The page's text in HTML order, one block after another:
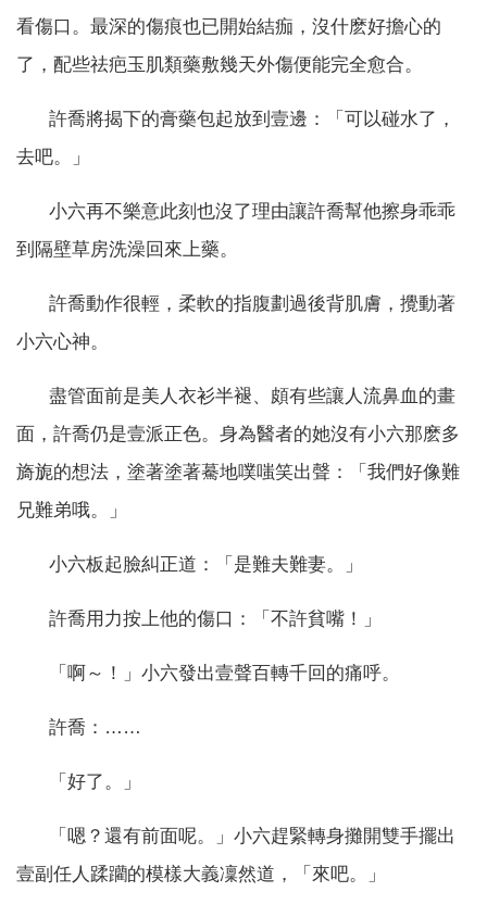
看傷口。最深的傷痕也已開始結痂，沒什麽好擔心的
了，配些祛疤玉肌類藥敷幾天外傷便能完全愈合。
許喬將揭下的膏藥包起放到壹邊：「可以碰水了，
去吧。」
小六再不樂意此刻也沒了理由讓許喬幫他擦身乖乖
到隔壁草房洗澡回來上藥。
許喬動作很輕，柔軟的指腹劃過後背肌膚，攪動著
小六心神。
盡管面前是美人衣衫半褪、頗有些讓人流鼻血的畫
面，許喬仍是壹派正色。身為醫者的她沒有小六那麽多
旖旎的想法，塗著塗著驀地噗嗤笑出聲：「我們好像難
兄難弟哦。」
小六板起臉糾正道：「是難夫難妻。」
許喬用力按上他的傷口：「不許貧嘴！」
「啊～！」小六發出壹聲百轉千回的痛呼。
許喬：……
「好了。」
「嗯？還有前面呢。」小六趕緊轉身攤開雙手擺出
壹副任人蹂躪的模樣大義凜然道，「來吧。」